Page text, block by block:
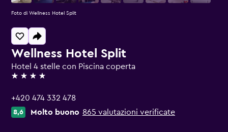
Wellness Hotel Split
Hotel 4 stelle con Piscina coperta
4 stelle
+420 474 332 478
8,6 Molto buono 865 valutazioni verificate
Foto di Wellness Hotel Split